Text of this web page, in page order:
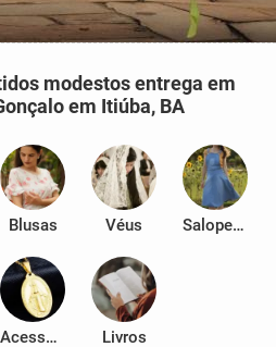
modestos entrega em
em Itiúba, BA
Blusas Véus Salopetes
Acessórios Livros